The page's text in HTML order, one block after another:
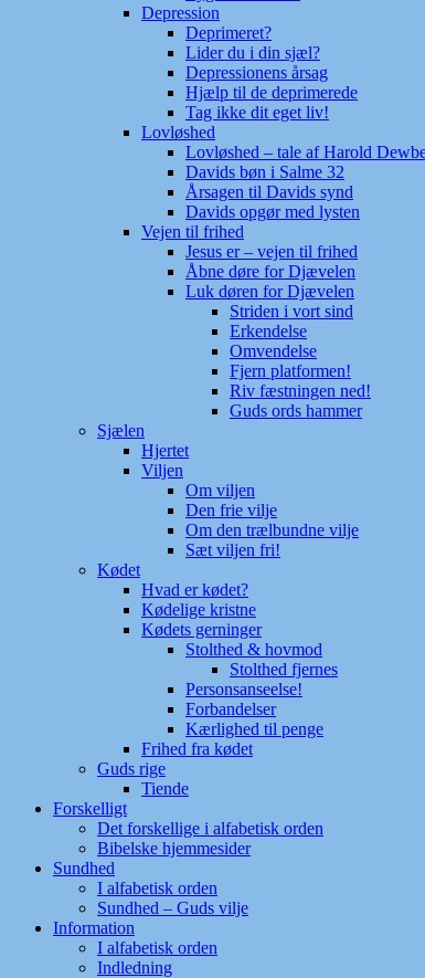
Depression
Deprimeret?
Lider du i din sjæl?
Depressionens årsag
Hjælp til de deprimerede
Tag ikke dit eget liv!
Lovløshed
Lovløshed – tale af Harold
Davids bøn i Salme 32
Årsagen til Davids synd
Davids opgør med lysten
Vejen til frihed
Jesus er – vejen til frihed
Åbne døre for Djævelen
Luk døren for Djævelen
Striden i vort sind
Erkendelse
Omvendelse
Fjern platformen!
Riv fæstningen ned!
Guds ords hammer
Sjælen
Hjertet
Viljen
Om viljen
Den frie vilje
Om den trælbundne vilje
Sæt viljen fri!
Kødet
Hvad er kødet?
Kødelige kristne
Kødets gerninger
Stolthed & hovmod
Stolthed fjernes
Personsanseelse!
Forbandelser
Kærlighed til penge
Frihed fra kødet
Guds rige
Tiende
Forskelligt
Det forskellige i alfabetisk orden
Bibelske hjemmesider
Sundhed
I alfabetisk orden
Sundhed – Guds vilje
Information
I alfabetisk orden
Indledning